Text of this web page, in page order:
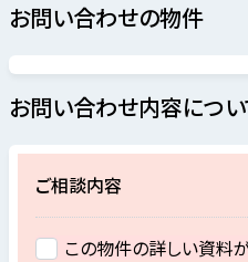
お問い合わせの物件
お問い合わせ内容につ
ご相談内容
この物件の詳しい資料